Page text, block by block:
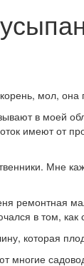
мол,
в моей
имеют
Мне
ремонтная
в том,
которая